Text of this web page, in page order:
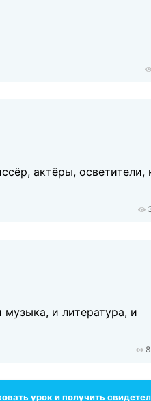
актёры, осветители,
и литература, и
урок и получить